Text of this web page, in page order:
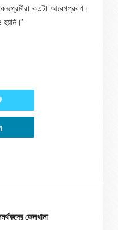
কতটা আবেগপ্রবণ।
জেলখানা